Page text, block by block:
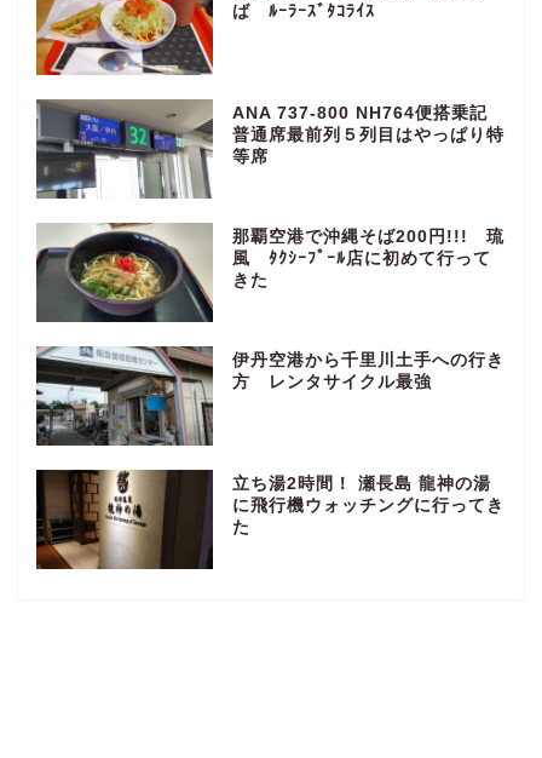
ば ﾙｰﾗｰｽﾞﾀｺﾗｲｽ
ANA 737-800 NH764便搭乗記
普通席最前列５列目はやっぱり特
等席
那覇空港で沖縄そば200円!!! 琉
風 ﾀｸｼｰﾌﾟｰﾙ店に初めて行って
きた
伊丹空港から千里川土手への行き
方 レンタサイクル最強
立ち湯2時間！ 瀬長島 龍神の湯
に飛行機ウォッチングに行ってき
た